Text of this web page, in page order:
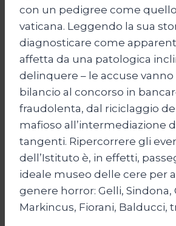
con un pedigree come
vaticana. Leggendo la sua
diagnosticare come
affetta da una patologica
delinquere – le accuse vanno
bilancio al concorso in
fraudolenta, dal riciclaggio
mafioso all’intermediazione
tangenti. Ripercorrere gli
dell’Istituto è, in effetti,
ideale museo delle cere per
genere horror: Gelli, Sindona,
Markincus, Fiorani, Balducci,